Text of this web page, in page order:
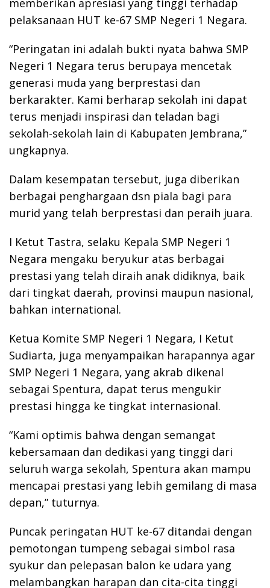
memberikan apresiasi yang tinggi terhadap
pelaksanaan HUT ke-67 SMP Negeri 1 Negara.
“Peringatan ini adalah bukti nyata bahwa SMP
Negeri 1 Negara terus berupaya mencetak
generasi muda yang berprestasi dan
berkarakter. Kami berharap sekolah ini dapat
terus menjadi inspirasi dan teladan bagi
sekolah-sekolah lain di Kabupaten Jembrana,”
ungkapnya.
Dalam kesempatan tersebut, juga diberikan
berbagai penghargaan dsn piala bagi para
murid yang telah berprestasi dan peraih juara.
I Ketut Tastra, selaku Kepala SMP Negeri 1
Negara mengaku beryukur atas berbagai
prestasi yang telah diraih anak didiknya, baik
dari tingkat daerah, provinsi maupun nasional,
bahkan international.
Ketua Komite SMP Negeri 1 Negara, I Ketut
Sudiarta, juga menyampaikan harapannya agar
SMP Negeri 1 Negara, yang akrab dikenal
sebagai Spentura, dapat terus mengukir
prestasi hingga ke tingkat internasional.
“Kami optimis bahwa dengan semangat
kebersamaan dan dedikasi yang tinggi dari
seluruh warga sekolah, Spentura akan mampu
mencapai prestasi yang lebih gemilang di masa
depan,” tuturnya.
Puncak peringatan HUT ke-67 ditandai dengan
pemotongan tumpeng sebagai simbol rasa
syukur dan pelepasan balon ke udara yang
melambangkan harapan dan cita-cita tinggi